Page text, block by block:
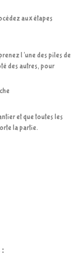
aux étapes
l’une des piles de
des autres, pour
et que toutes les
la partie.